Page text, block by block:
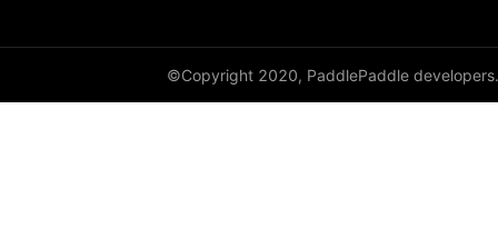
©Copyright 2020, PaddlePaddle developers.